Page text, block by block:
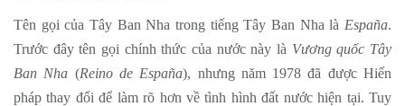
Tên gọi của Tây Ban Nha trong tiếng Tây Ban Nha là España.
Trước đây tên gọi chính thức của nước này là Vương quốc Tây
Ban Nha (Reino de España), nhưng năm 1978 đã được Hiến
pháp thay đổi để làm rõ hơn về tình hình đất nước hiện tại. Tuy